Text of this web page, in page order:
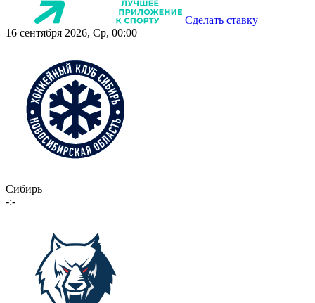
Сделать ставку
16 сентября 2026, Ср, 00:00
Сибирь
-:-